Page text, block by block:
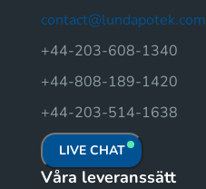
contact@lundapotek.com
+44-203-608-1340
+44-808-189-1420
+44-203-514-1638
LIVE CHAT
Våra leveranssätt